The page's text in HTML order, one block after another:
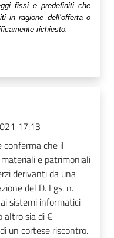
fissi e predefiniti che
in ragione dell’offerta o
richiesto.
17:13
conferma che il
e patrimoniali
derivanti da una
del D. Lgs. n.
sistemi informatici
altro sia di €
un cortese riscontro.